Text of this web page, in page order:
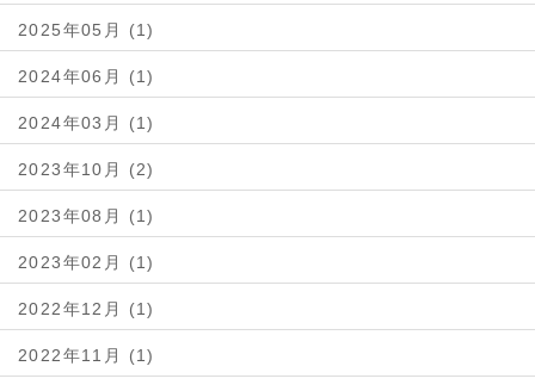
2025年05月 (1)
2024年06月 (1)
2024年03月 (1)
2023年10月 (2)
2023年08月 (1)
2023年02月 (1)
2022年12月 (1)
2022年11月 (1)